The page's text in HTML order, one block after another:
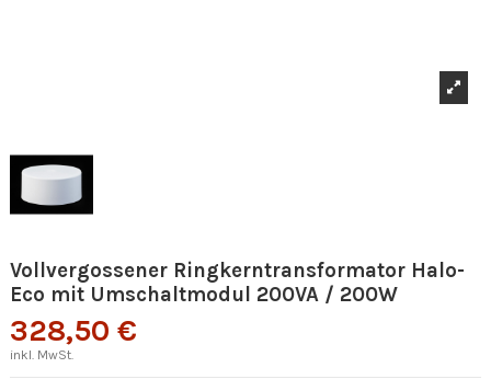
Vollvergossener Ringkerntransformator Halo-
Eco mit Umschaltmodul 200VA / 200W
328,50 €
inkl. MwSt.